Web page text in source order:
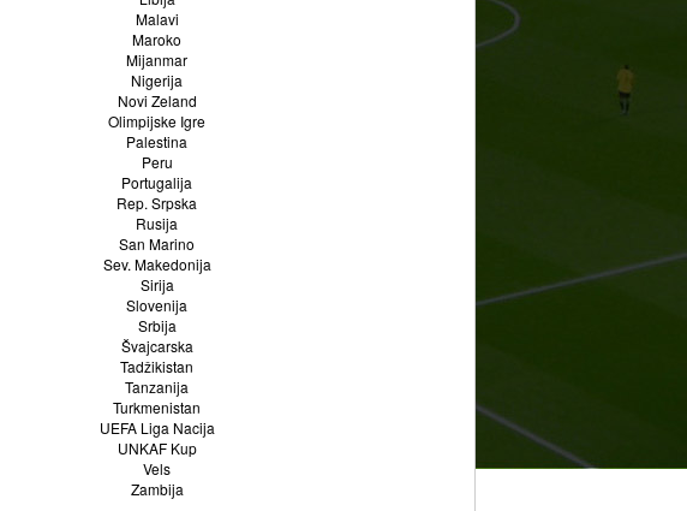
Malavi
Maroko
Mijanmar
Nigerija
Novi Zeland
Olimpijske Igre
Palestina
Peru
Portugalija
Rep. Srpska
Rusija
San Marino
Sev. Makedonija
Sirija
Slovenija
Srbija
Švajcarska
Tadžikistan
Tanzanija
Turkmenistan
UEFA Liga Nacija
UNKAF Kup
Vels
Zambija